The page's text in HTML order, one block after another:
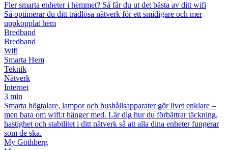
Fler smarta enheter i hemmet? Så får du ut det bästa av ditt wifi
Så optimerar du ditt trådlösa nätverk för ett smidigare och mer
uppkopplat hem
Bredband
Bredband
Wifi
Smarta Hem
Teknik
Nätverk
Internet
3 min
Smarta högtalare, lampor och hushållsapparater gör livet enklare –
men bara om wifi:t hänger med. Lär dig hur du förbättrar täckning,
hastighet och stabilitet i ditt nätverk så att alla dina enheter fungerar
som de ska.
My Göthberg